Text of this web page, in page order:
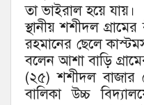
তা ভাইরাল হয়ে যায়।
স্থানীয় শশীদল
রহমানের ছেলে
বলেন আশা বাড়ি
(২৫) শশীদল বাজার
বালিকা উচ্চ